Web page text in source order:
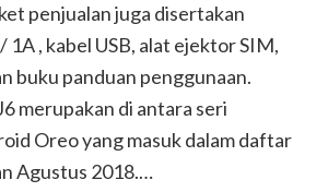
penjualan juga disertakan
1A , kabel USB, alat ejektor SIM,
buku panduan penggunaan.
merupakan di antara seri
Oreo yang masuk dalam daftar
Agustus 2018.…